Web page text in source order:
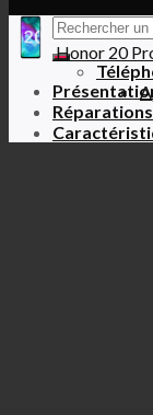
Honor 20
Réparations